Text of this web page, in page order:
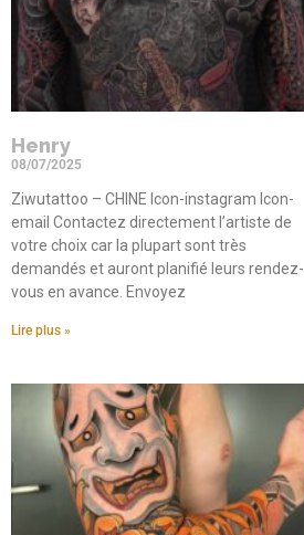
Henry
08/07/2025
Ziwutattoo – CHINE Icon-instagram Icon-
email Contactez directement l’artiste de
votre choix car la plupart sont très
demandés et auront planifié leurs rendez-
vous en avance. Envoyez
Lire plus »